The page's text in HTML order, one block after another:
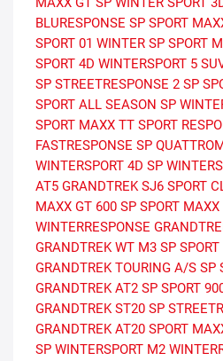
BLURESPONSE SP SPORT
SPORT 01 WINTER SP SPORT
SPORT 4D WINTERSPORT 5
SP STREETRESPONSE 2 SP
SPORT ALL SEASON SP
SPORT MAXX TT SPORT
FASTRESPONSE SP
WINTERSPORT 4D SP
AT5 GRANDTREK SJ6 SPORT
MAXX GT 600 SP SPORT MAXX
WINTERRESPONSE
GRANDTREK WT M3 SP
GRANDTREK TOURING A/S SP
GRANDTREK AT2 SP SPORT
GRANDTREK ST20 SP
GRANDTREK AT20 SPORT
SP WINTERSPORT M2